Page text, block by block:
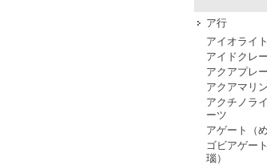
ア行
アイオライト
アイドクレ
アクアプレ
アクアマリン
アクチノラ
ーツ
アゲート（
ゴビアゲー
瑙）